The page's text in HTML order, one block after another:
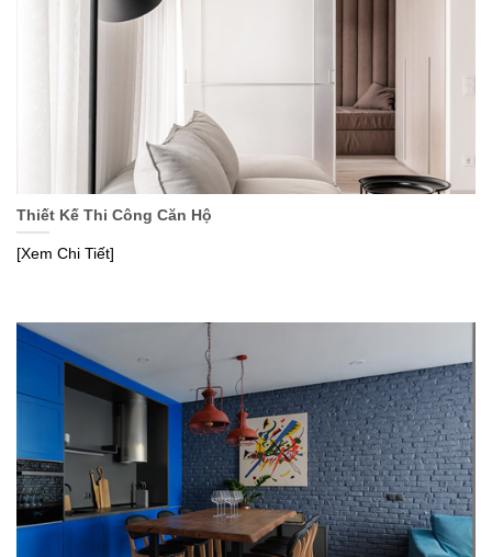
Thiết Kế Thi Công Căn Hộ
[Xem Chi Tiết]